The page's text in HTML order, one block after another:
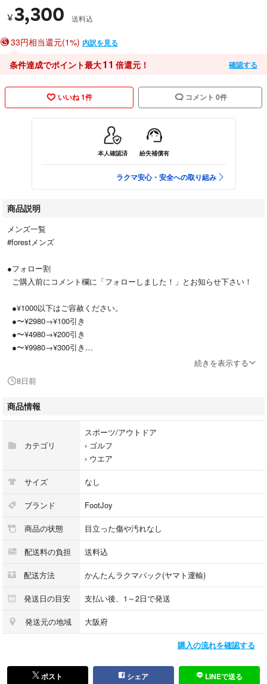
¥3,300 送料込
33円相当還元(1%) 内訳を見る
条件達成でポイント最大11 倍還元！ 確認する
いいね 1件 コメント 0件
本人確認済 紛失補償有
ラクマ安心・安全への取り組み
商品説明
メンズ一覧
#forestメンズ
●フォロー割
ご購入前にコメント欄に「フォローしました！」とお知らせ下さい！
●¥1000以下はご容赦ください。
●〜¥2980→¥100引き
●〜¥4980→¥200引き
●〜¥9980→¥300引き
●おまとめ割引あり
///////////////////////////////////////////////////////////////////
ハーフボタン 半袖ナイロンジャケット
●ポイント
フットジョイからベージュのハーフボタン半袖ナイロンジャケットです！
胸とバックに刺繍ロゴ！
裾リブ入り♪
目立った傷や汚れはありません。
続きを表示する
8日前
商品情報
カテゴリ
スポーツ/アウトドア
› ゴルフ
› ウエア
サイズ なし
ブランド FootJoy
商品の状態 目立った傷や汚れなし
配送料の負担 送料込
配送方法 かんたんラクマパック(ヤマト運輸)
発送日の目安 支払い後、1～2日で発送
発送元の地域 大阪府
購入の流れを確認する
ポスト シェア LINEで送る